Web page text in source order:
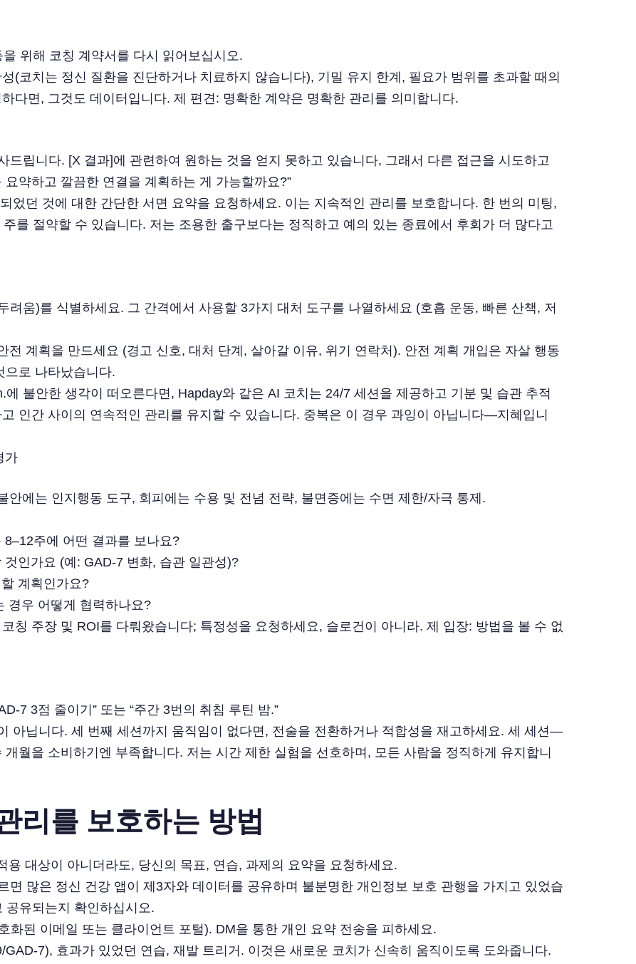
위해 코칭 계약서를 다시 읽어보십시오.
(코치는 정신 질환을 진단하거나 치료하지 않습니다), 기밀 유지 한계, 필요가 범위를 초과할 때의
다면, 그것도 데이터입니다. 제 편견: 명확한 계약은 명확한 관리를 의미합니다.
드립니다. [X 결과]에 관련하여 원하는 것을 얻지 못하고 있습니다, 그래서 다른 접근을 시도하고
약하고 깔끔한 연결을 계획하는 게 가능할까요?”
었던 것에 대한 간단한 서면 요약을 요청하세요. 이는 지속적인 관리를 보호합니다. 한 번의 미팅,
를 절약할 수 있습니다. 저는 조용한 출구보다는 정직하고 예의 있는 종료에서 후회가 더 많다고
려움)를 식별하세요. 그 간격에서 사용할 3가지 대처 도구를 나열하세요 (호흡 운동, 빠른 산책, 저
전 계획을 만드세요 (경고 신호, 대처 단계, 살아갈 이유, 위기 연락처). 안전 계획 개입은 자살 행동
으로 나타났습니다.
불안한 생각이 떠오른다면, Hapday와 같은 AI 코치는 24/7 세션을 제공하고 기분 및 습관 추적
인간 사이의 연속적인 관리를 유지할 수 있습니다. 중복은 이 경우 과잉이 아닙니다—지혜입니
가
안에는 인지행동 도구, 회피에는 수용 및 전념 전략, 불면증에는 수면 제한/자극 통제.
주에 어떤 결과를 보나요?
인가요 (예: GAD-7 변화, 습관 일관성)?
계획인가요?
경우 어떻게 협력하나요?
칭 주장 및 ROI를 다뤄왔습니다; 특정성을 요청하세요, 슬로건이 아니라. 제 입장: 방법을 볼 수 없
7 3점 줄이기” 또는 “주간 3번의 취침 루틴 밤.”
아닙니다. 세 번째 세션까지 움직임이 없다면, 전술을 전환하거나 적합성을 재고하세요. 세 세션—
월을 소비하기엔 부족합니다. 저는 시간 제한 실험을 선호하며, 모든 사람을 정직하게 유지합니
리를 보호하는 방법
용 대상이 아니더라도, 당신의 목표, 연습, 과제의 요약을 요청하세요.
면 많은 정신 건강 앱이 제3자와 데이터를 공유하며 불분명한 개인정보 보호 관행을 가지고 있었습
공유되는지 확인하십시오.
화된 이메일 또는 클라이언트 포털). DM을 통한 개인 요약 전송을 피하세요.
7), 효과가 있었던 연습, 재발 트리거. 이것은 새로운 코치가 신속히 움직이도록 도와줍니다.